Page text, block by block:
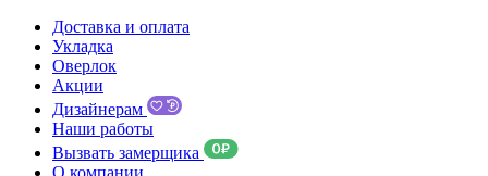
Доставка и оплата
Укладка
Оверлок
Акции
Дизайнерам
Наши работы
Вызвать замерщика
О компании